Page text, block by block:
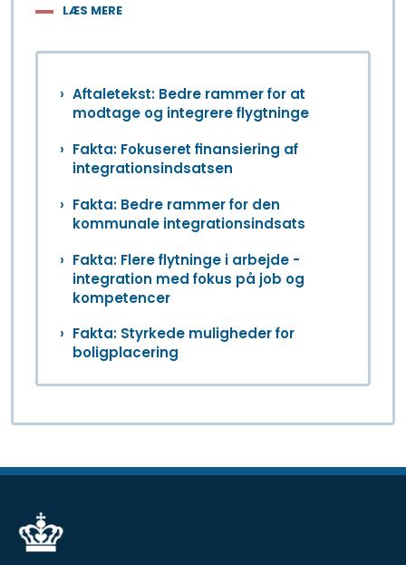
LÆS MERE
Aftaletekst: Bedre rammer for at
modtage og integrere flygtninge
Fakta: Fokuseret finansiering af
integrationsindsatsen
Fakta: Bedre rammer for den
kommunale integrationsindsats
Fakta: Flere flytninge i arbejde -
integration med fokus på job og
kompetencer
Fakta: Styrkede muligheder for
boligplacering